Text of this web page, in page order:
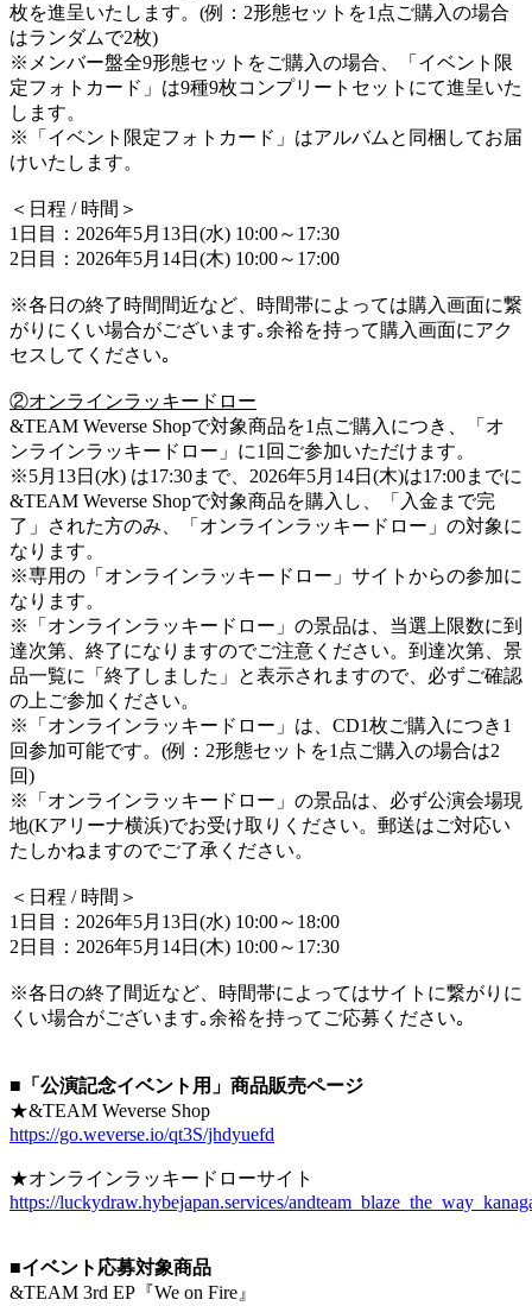
枚を進呈いたします。(例：2形態セットを1点ご購入の場合
はランダムで2枚)
※メンバー盤全9形態セットをご購入の場合、「イベント限
定フォトカード」は9種9枚コンプリートセットにて進呈いた
します。
※「イベント限定フォトカード」はアルバムと同梱してお届
けいたします。
＜日程 / 時間＞
1日目：2026年5月13日(水) 10:00～17:30
2日目：2026年5月14日(木) 10:00～17:00
※各日の終了時間間近など、時間帯によっては購入画面に繋
がりにくい場合がございます｡余裕を持って購入画面にアク
セスしてください｡
②オンラインラッキードロー
&TEAM Weverse Shopで対象商品を1点ご購入につき、「オ
ンラインラッキードロー」に1回ご参加いただけます。
※5月13日(水) は17:30まで、2026年5月14日(木)は17:00までに
&TEAM Weverse Shopで対象商品を購入し、「入金まで完
了」された方のみ、「オンラインラッキードロー」の対象に
なります。
※専用の「オンラインラッキードロー」サイトからの参加に
なります。
※「オンラインラッキードロー」の景品は、当選上限数に到
達次第、終了になりますのでご注意ください。到達次第、景
品一覧に「終了しました」と表示されますので、必ずご確認
の上ご参加ください。
※「オンラインラッキードロー」は、CD1枚ご購入につき1
回参加可能です。(例：2形態セットを1点ご購入の場合は2
回)
※「オンラインラッキードロー」の景品は、必ず公演会場現
地(Kアリーナ横浜)でお受け取りください。郵送はご対応い
たしかねますのでご了承ください。
＜日程 / 時間＞
1日目：2026年5月13日(水) 10:00～18:00
2日目：2026年5月14日(木) 10:00～17:30
※各日の終了間近など、時間帯によってはサイトに繋がりに
くい場合がございます｡余裕を持ってご応募ください｡
■「公演記念イベント用」商品販売ページ
★&TEAM Weverse Shop
https://go.weverse.io/qt3S/jhdyuefd
★オンラインラッキードローサイト
https://luckydraw.hybejapan.services/
■イベント応募対象商品
&TEAM 3rd EP『We on Fire』